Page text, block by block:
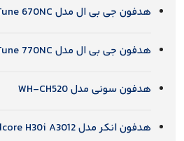
هدفون جی بی ال مدل Tune 670NC
هدفون جی بی ال مدل Tune 770NC
هدفون سونی مدل WH-CH520
هدفون انکر مدل Soundcore H30i A3012